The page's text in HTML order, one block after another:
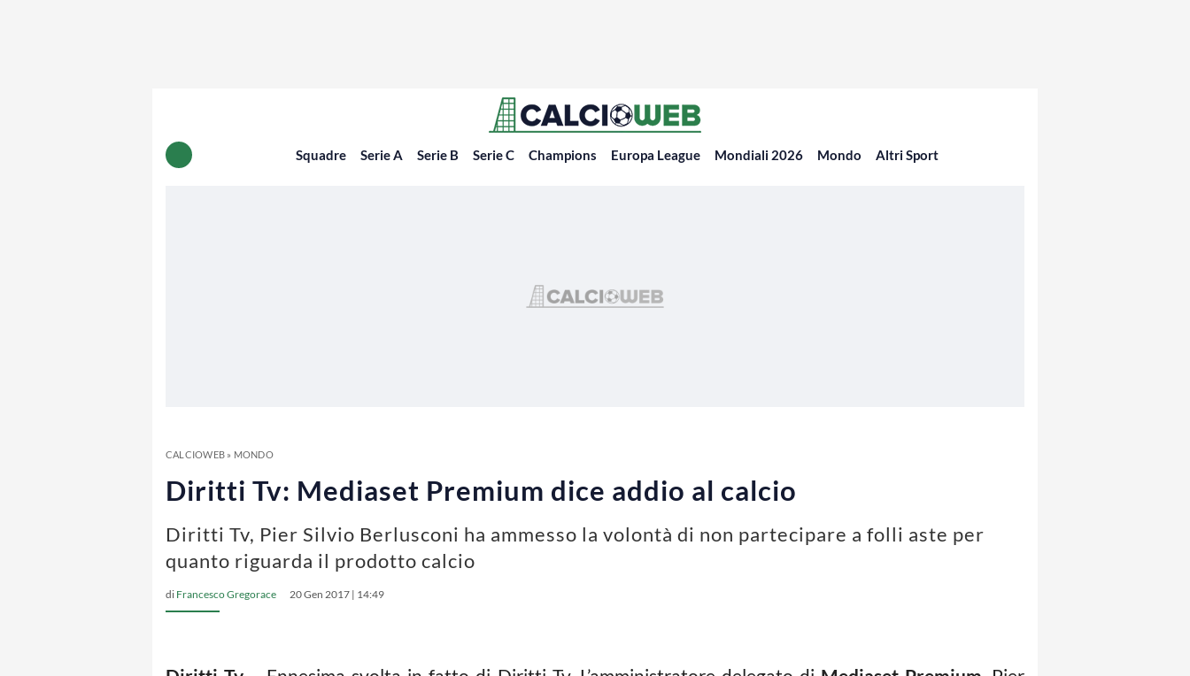
Squadre Serie A Serie B Serie C Champions Europa League Mondiali 2026 Mondo Altri Sport
CALCIOWEB» MONDO
Diritti Tv: Mediaset Premium dice addio al calcio
Diritti Tv, Pier Silvio Berlusconi ha ammesso la volontà di non partecipare a folli aste per
quanto riguarda il prodotto calcio
di Francesco Gregorace 20 Gen 2017 | 14:49